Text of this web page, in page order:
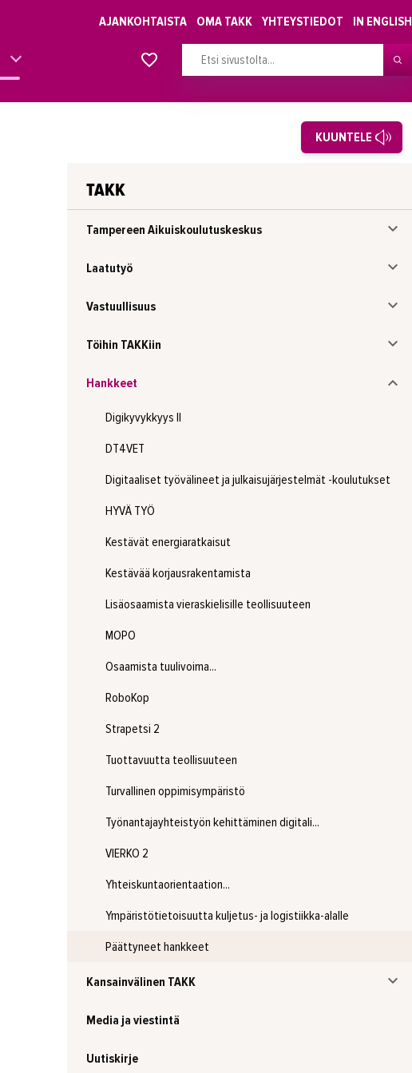
AJANKOHTAISTA OMA TAKK YHTEYSTIEDOT IN ENGLISH
KUUNTELE
TAKK
Tampereen Aikuiskoulutuskeskus
Laatutyö
Vastuullisuus
Töihin TAKKiin
Hankkeet
Digikyvykkyys II
DT4VET
Digitaaliset työvälineet ja julkaisujärjestelmät -koulutukset
HYVÄ TYÖ
Kestävät energiaratkaisut
Kestävää korjausrakentamista
Lisäosaamista vieraskielisille teollisuuteen
MOPO
Osaamista tuulivoima...
RoboKop
Strapetsi 2
Tuottavuutta teollisuuteen
Turvallinen oppimisympäristö
Työnantajayhteistyön kehittäminen digitali...
VIERKO 2
Yhteiskuntaorientaation...
Ympäristötietoisuutta kuljetus- ja logistiikka-alalle
Päättyneet hankkeet
Kansainvälinen TAKK
Media ja viestintä
Uutiskirje
Alkavat koulutukset osiosta